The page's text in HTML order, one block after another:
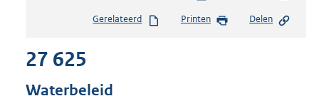
s
Gerelateerd Printen Delen
27 625
Waterbeleid